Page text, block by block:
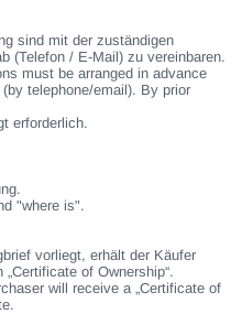
sind mit der zuständigen
(Telefon / E-Mail) zu vereinbaren.
must be arranged in advance
telephone/email). By prior
erforderlich.
"where is".
vorliegt, erhält der Käufer
of Ownership“.
will receive a „Certificate of